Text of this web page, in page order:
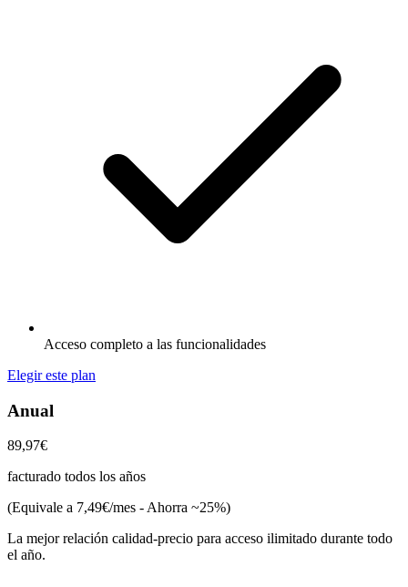
Acceso completo a las funcionalidades
Elegir este plan
Anual
89,97€
facturado todos los años
(Equivale a 7,49€/mes - Ahorra ~25%)
La mejor relación calidad-precio para acceso ilimitado durante todo
el año.